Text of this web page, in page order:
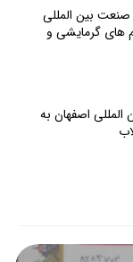
بین المللی
های گرمایشی و
اصفهان به